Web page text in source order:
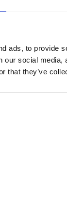
ads, to provide
our social
that they’ve